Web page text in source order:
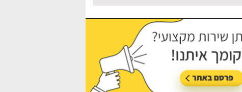
עודכן לאחרונה:30/07/2026, בשעה 12:48